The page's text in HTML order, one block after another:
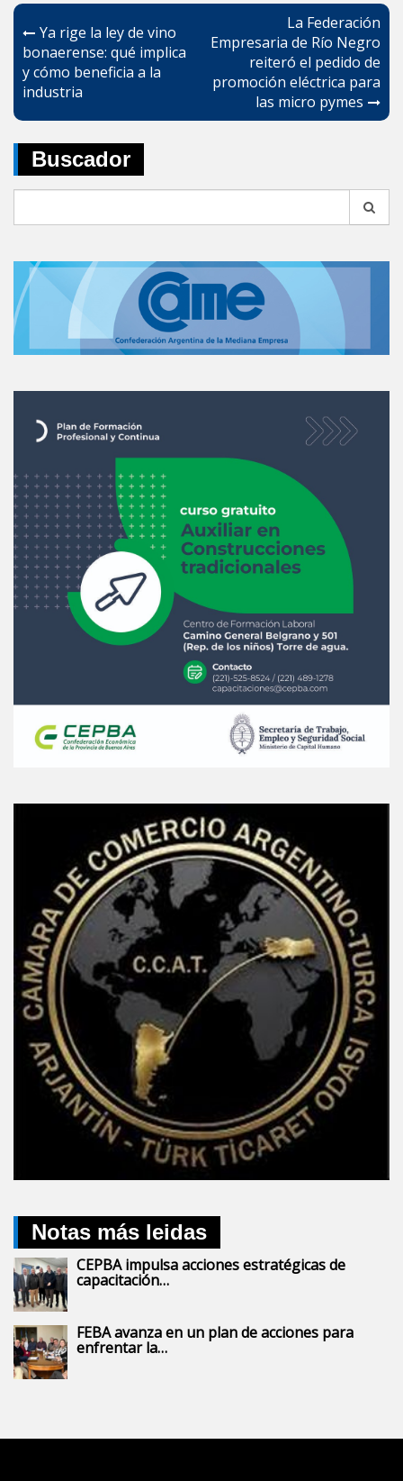
Navegación
de
entradas
Ya rige la ley de vino
bonaerense: qué implica
y cómo beneficia a la
industria
La Federación
Empresaria de Río Negro
reiteró el pedido de
promoción eléctrica para
las micro pymes
Buscador
Notas más leidas
CEPBA impulsa acciones estratégicas de
capacitación…
FEBA avanza en un plan de acciones para
enfrentar la…